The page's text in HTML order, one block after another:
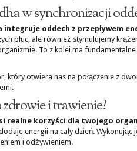
w synchronizacji
oddech z przepływem
płuc, ale również stymulujemy
To z kolei ma fundamentalne
który otwiera nas na połączenie z
i trawienie?
realne korzyści dla twojego
energii na cały dzień. Wykonując
i odżywieniem.